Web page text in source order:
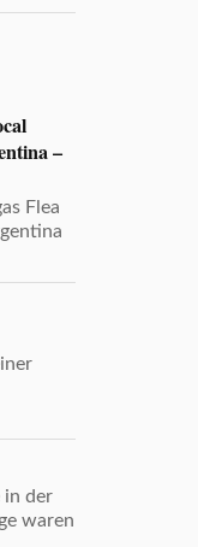
–
Flea
in der
waren